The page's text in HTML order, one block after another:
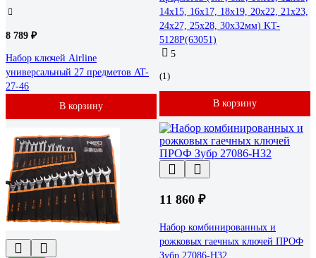
8 789 ₽
Набор ключей Airline
универсальный 27 предметов AT-
27-46
В корзину
14х15, 16х17, 18х19, 20х22, 21х23,
24х27, 25х28, 30х32мм) KT-
5128P(63051)
5
(1)
В корзину
11 860 ₽
Набор комбинированных и
рожковых гаечных ключей ПРОФ
Зубр 27086-H32